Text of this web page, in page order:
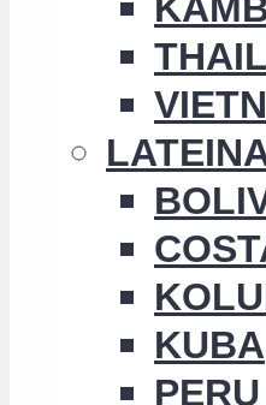
KUBA
PERU